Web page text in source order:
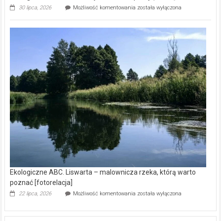
30 lipca, 2026 Możliwość komentowania Ekologiczne
kamerą
wśród
została wyłączona
Ekologiczne ABC. Liswarta – malownicza rzeka, którą warto
poznać [fotorelacja]
22 lipca, 2026 Możliwość komentowania Ekologiczne
–
została wyłączona